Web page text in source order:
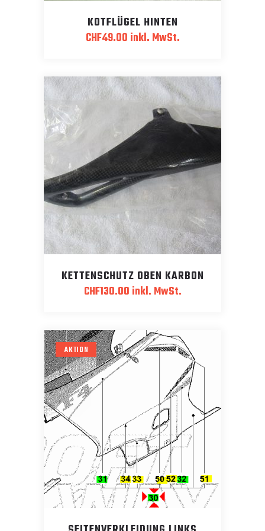
KOTFLÜGEL HINTEN
CHF49.00 inkl. MwSt.
KETTENSCHUTZ OBEN KARBON
CHF130.00 inkl. MwSt.
AKTION